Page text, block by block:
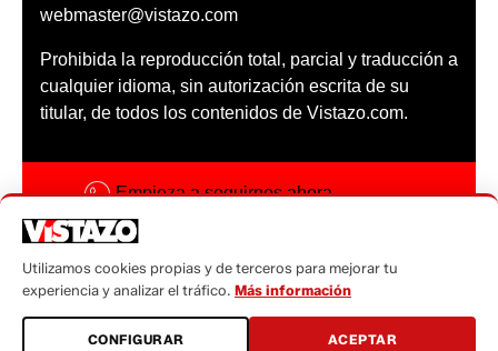
webmaster@vistazo.com
Prohibida la reproducción total, parcial y traducción a
cualquier idioma, sin autorización escrita de su
titular, de todos los contenidos de Vistazo.com.
Empieza a seguirnos ahora
Código ética
Sugerencias a:
sugerencias@vistazo.com
Utilizamos cookies propias y de terceros para mejorar tu
experiencia y analizar el tráfico. Más información
CONFIGURAR ACEPTAR